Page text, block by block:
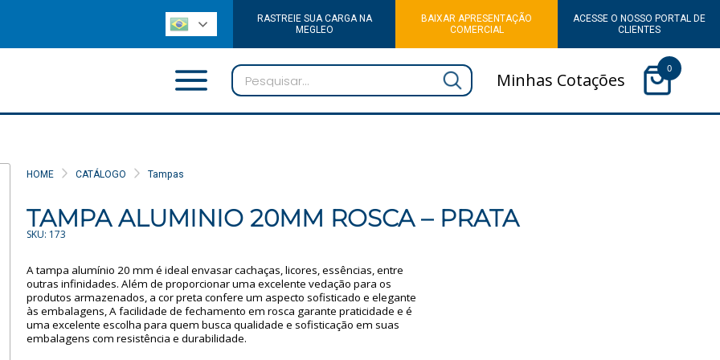
RASTREIE SUA CARGA NA
MEGLEO
BAIXAR APRESENTAÇÃO
COMERCIAL
ACESSE O NOSSO PORTAL DE
CLIENTES
Minhas Cotações
0
HOME CATÁLOGO Tampas
TAMPA ALUMINIO 20MM ROSCA – PRATA
SKU: 173
A tampa alumínio 20 mm é ideal envasar cachaças, licores, essências, entre
outras infinidades. Além de proporcionar uma excelente vedação para os
produtos armazenados, a cor preta confere um aspecto sofisticado e elegante
às embalagens, A facilidade de fechamento em rosca garante praticidade e é
uma excelente escolha para quem busca qualidade e sofisticação em suas
embalagens com resistência e durabilidade.